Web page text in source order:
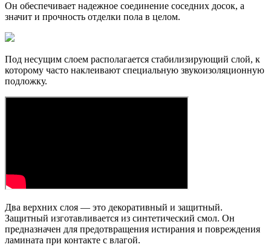
Он обеспечивает надежное соединение соседних досок, а
значит и прочность отделки пола в целом.
Под несущим слоем располагается стабилизирующий слой, к
которому часто наклеивают специальную звукоизоляционную
подложку.
Два верхних слоя — это декоративный и защитный.
Защитный изготавливается из синтетический смол. Он
предназначен для предотвращения истирания и повреждения
ламината при контакте с влагой.